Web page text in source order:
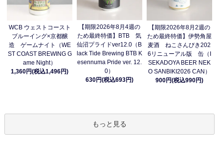
WCB ウェストコースト
ブルーイング×京都醸
造 ゲームナイト（WE
ST COAST BREWING G
ame Night）
1,360円(税込1,496円)
【期限2026年8月4週の
ため最終特価】BTB 気
仙沼プライドver12.0（B
lack Tide Brewing BTB K
esennuma Pride ver. 12.
0）
630円(税込693円)
【期限2026年8月2週の
ため最終特価】伊勢角屋
麦酒 ねこさんびき202
6リニューアル版 缶（I
SEKADOYA BEER NEK
O SANBIKI2026 CAN）
900円(税込990円)
もっと見る